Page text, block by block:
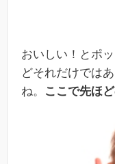
おいしい！とポ
どそれだけでは
ね。
ここで先ほ